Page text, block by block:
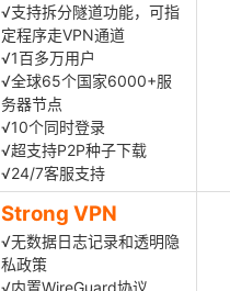
√支持拆分隧道功能，可指
定程序走VPN通道
√1百多万用户
√全球65个国家6000+服
务器节点
√10个同时登录
√超支持P2P种子下载
√24/7客服支持
Strong VPN
√无数据日志记录和透明隐
私政策
√内置WireGuard协议